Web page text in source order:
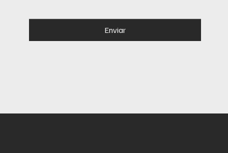
Enviar